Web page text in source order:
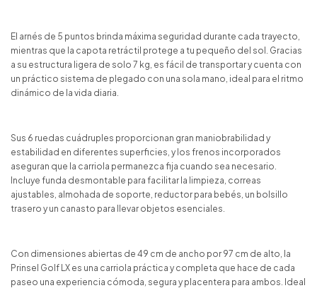
El arnés de 5 puntos brinda máxima seguridad durante cada trayecto,
mientras que la capota retráctil protege a tu pequeño del sol. Gracias
a su estructura ligera de solo 7 kg, es fácil de transportar y cuenta con
un práctico sistema de plegado con una sola mano, ideal para el ritmo
dinámico de la vida diaria.
Sus 6 ruedas cuádruples proporcionan gran maniobrabilidad y
estabilidad en diferentes superficies, y los frenos incorporados
aseguran que la carriola permanezca fija cuando sea necesario.
Incluye funda desmontable para facilitar la limpieza, correas
ajustables, almohada de soporte, reductor para bebés, un bolsillo
trasero y un canasto para llevar objetos esenciales.
Con dimensiones abiertas de 49 cm de ancho por 97 cm de alto, la
Prinsel Golf LX es una carriola práctica y completa que hace de cada
paseo una experiencia cómoda, segura y placentera para ambos. Ideal